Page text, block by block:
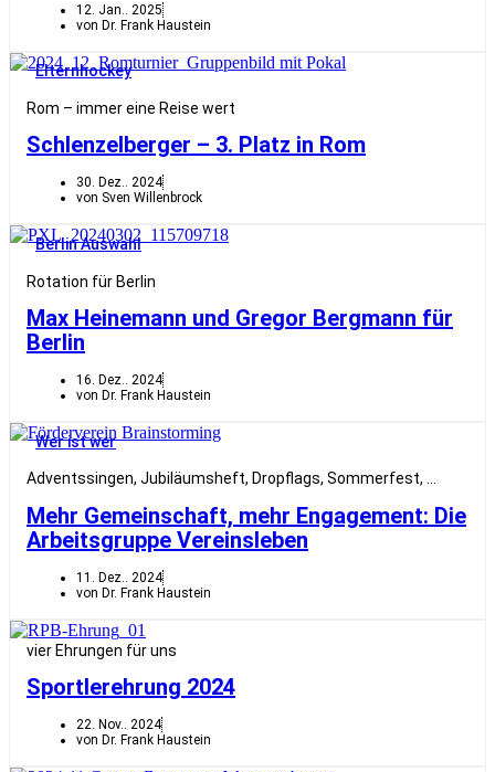
12. Jan.. 2025
von Dr. Frank Haustein
Elternhockey
Rom – immer eine Reise wert
Schlenzelberger – 3. Platz in Rom
30. Dez.. 2024
von Sven Willenbrock
Berlin Auswahl
Rotation für Berlin
Max Heinemann und Gregor Bergmann für
Berlin
16. Dez.. 2024
von Dr. Frank Haustein
Wer ist wer
Adventssingen, Jubiläumsheft, Dropflags, Sommerfest, …
Mehr Gemeinschaft, mehr Engagement: Die
Arbeitsgruppe Vereinsleben
11. Dez.. 2024
von Dr. Frank Haustein
vier Ehrungen für uns
Sportlerehrung 2024
22. Nov.. 2024
von Dr. Frank Haustein